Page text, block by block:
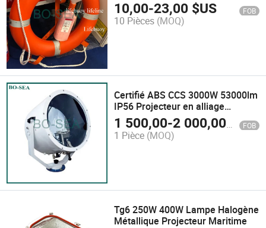
10,00-23,00 $US FOB
10 Pièces (MOQ)
Certifié ABS CCS 3000W 53000lm
IP56 Projecteur en alliage
d'aluminium pour bateau de canal
de Suez Projecteur de recherche
marine
1 500,00-2 000,00$US
FOB
1 Pièce (MOQ)
Tg6 250W 400W Lampe Halogène
Métallique Projecteur Maritime